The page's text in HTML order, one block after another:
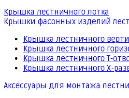
Крышка лестничного лотка
Крышки фасонных изделий
Крышка лестничного
Крышка лестничного
Крышка лестничного Т-
Крышка лестничного Х-
Аксессуары для монтажа